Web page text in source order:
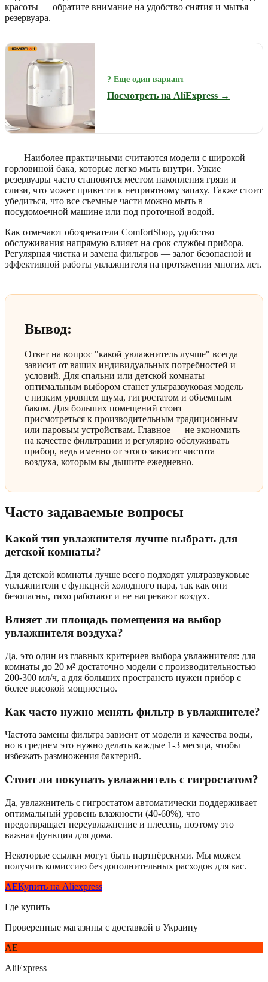
красоты — обратите внимание на удобство снятия и мытья
резервуара.
? Еще один вариант
Посмотреть на AliExpress →
Наиболее практичными считаются модели с широкой
горловиной бака, которые легко мыть внутри. Узкие
резервуары часто становятся местом накопления грязи и
слизи, что может привести к неприятному запаху. Также стоит
убедиться, что все съемные части можно мыть в
посудомоечной машине или под проточной водой.
Как отмечают обозреватели ComfortShop, удобство
обслуживания напрямую влияет на срок службы прибора.
Регулярная чистка и замена фильтров — залог безопасной и
эффективной работы увлажнителя на протяжении многих лет.
Вывод:
Ответ на вопрос "какой увлажнитель лучше" всегда
зависит от ваших индивидуальных потребностей и
условий. Для спальни или детской комнаты
оптимальным выбором станет ультразвуковая модель
с низким уровнем шума, гигростатом и объемным
баком. Для больших помещений стоит
присмотреться к производительным традиционным
или паровым устройствам. Главное — не экономить
на качестве фильтрации и регулярно обслуживать
прибор, ведь именно от этого зависит чистота
воздуха, которым вы дышите ежедневно.
Часто задаваемые вопросы
Какой тип увлажнителя лучше выбрать для
детской комнаты?
Для детской комнаты лучше всего подходят ультразвуковые
увлажнители с функцией холодного пара, так как они
безопасны, тихо работают и не нагревают воздух.
Влияет ли площадь помещения на выбор
увлажнителя воздуха?
Да, это один из главных критериев выбора увлажнителя: для
комнаты до 20 м² достаточно модели с производительностью
200-300 мл/ч, а для больших пространств нужен прибор с
более высокой мощностью.
Как часто нужно менять фильтр в увлажнителе?
Частота замены фильтра зависит от модели и качества воды,
но в среднем это нужно делать каждые 1-3 месяца, чтобы
избежать размножения бактерий.
Стоит ли покупать увлажнитель с гигростатом?
Да, увлажнитель с гигростатом автоматически поддерживает
оптимальный уровень влажности (40-60%), что
предотвращает переувлажнение и плесень, поэтому это
важная функция для дома.
Некоторые ссылки могут быть партнёрскими. Мы можем
получить комиссию без дополнительных расходов для вас.
AEКупить на Aliexpress
Где купить
Проверенные магазины с доставкой в Украину
AE
AliExpress